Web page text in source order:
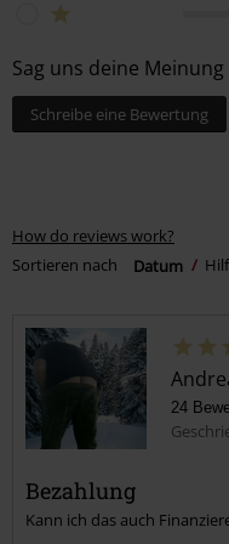
Sag uns deine
Schreibe eine Bewertung
How do reviews work?
Sortieren nach
Datum
24
Bezahlung
Kann ich das auch